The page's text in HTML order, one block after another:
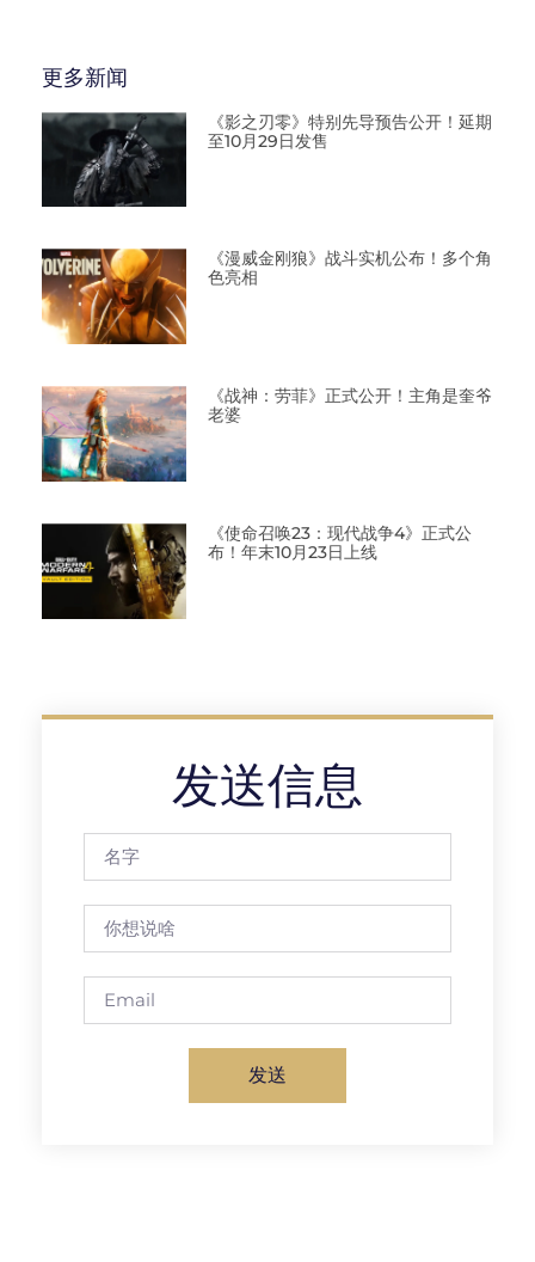
更多新闻
《影之刃零》特别先导预告公开！延期
至10月29日发售
《漫威金刚狼》战斗实机公布！多个角
色亮相
《战神：劳菲》正式公开！主角是奎爷
老婆
《使命召唤23：现代战争4》正式公
布！年末10月23日上线
发送信息
发送